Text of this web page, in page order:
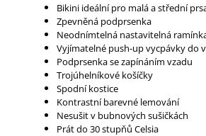
Bikini ideální pro malá a střední
Zpevněná podprsenka
Neodnímtelná nastavitelná
Vyjímatelné push-up vycpávky do
Podprsenka se zapínáním vzadu
Trojúhelníkové košíčky
Spodní kostice
Kontrastní barevné lemování
Nesušit v bubnových sušičkách
Prát do 30 stupňů Celsia